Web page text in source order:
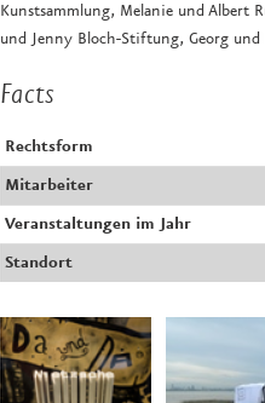
Kunstsammlung, Melanie und Albert
und Jenny Bloch-Stiftung, Georg
Facts
Rechtsform
Mitarbeiter
Veranstaltungen im Jahr
Standort